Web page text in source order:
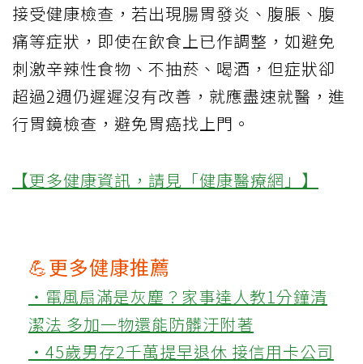
接受健康檢查，若出現腸胃發炎、腹脹、腹
痛等症狀，即使在飲食上已作調整，如避免
刺激辛辣性食物、不抽菸、喝酒，但症狀卻
超過2週仍遲遲沒有改善，就應盡速就醫，進
行胃鏡檢查，避免胃癌找上門。
【更多健康資訊，請見「健康醫療網」】
💪更多健康推薦
‧電風扇滿是灰塵？家事達人教1分鐘清
潔法 多加一物還能防髒汙附著
‧45歲男存2千萬提早退休 接信用卡公司